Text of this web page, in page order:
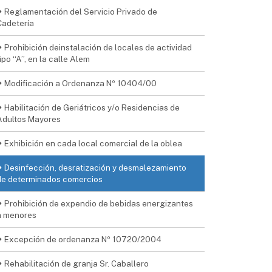
Reglamentación del Servicio Privado de
Prohibición deinstalación de locales de actividad
“A”, en la calle Alem
Modificación a Ordenanza Nº 10404/00
Habilitación de Geriátricos y/o Residencias de
Mayores
Exhibición en cada local comercial de la oblea
Desinfección, desratización y desmalezamiento
determinados comercios
Prohibición de expendio de bebidas energizantes
menores
Excepción de ordenanza Nº 10720/2004
Rehabilitación de granja Sr. Caballero